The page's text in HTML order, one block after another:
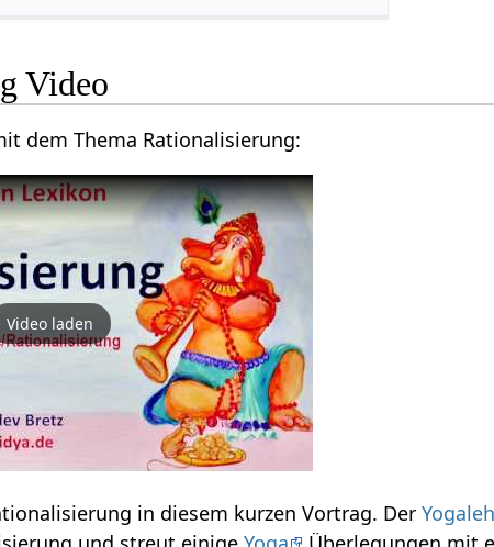
Rationalisierung‏‎ Video
Kurzes Vortragsvideo mit dem Thema Rationalisierung‏‎:
Video laden
Erfahre einiges über Rationalisierung‏‎ in diesem kurzen Vortrag. Der